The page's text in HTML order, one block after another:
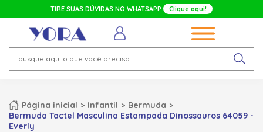
TIRE SUAS DÚVIDAS NO WHATSAPP Clique aqui!
Página inicial Infantil
Bermuda
Bermuda Tactel Masculina Estampada Dinossauros 64059 -
Everly